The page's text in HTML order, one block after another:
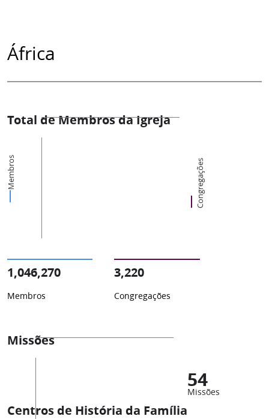
África
Total de Membros da Igreja
Membros Congregações
1,046,270
Membros
3,220
Congregações
Missões
54
Missões
Centros de História da Família